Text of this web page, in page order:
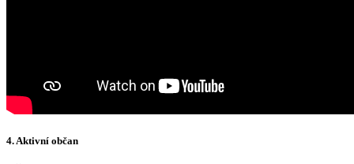
4. Aktivní občan